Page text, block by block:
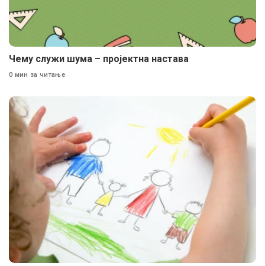
Чему служи шума – пројектна настава
0 мин за читање